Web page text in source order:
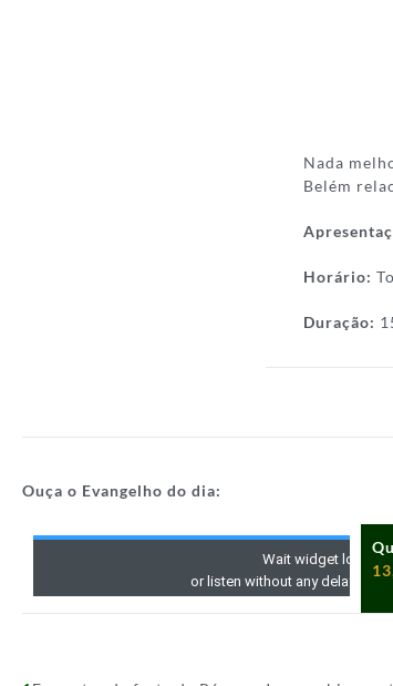
Nada
Belém
Horário:
Duração:
Ouça o Evangelho do dia: